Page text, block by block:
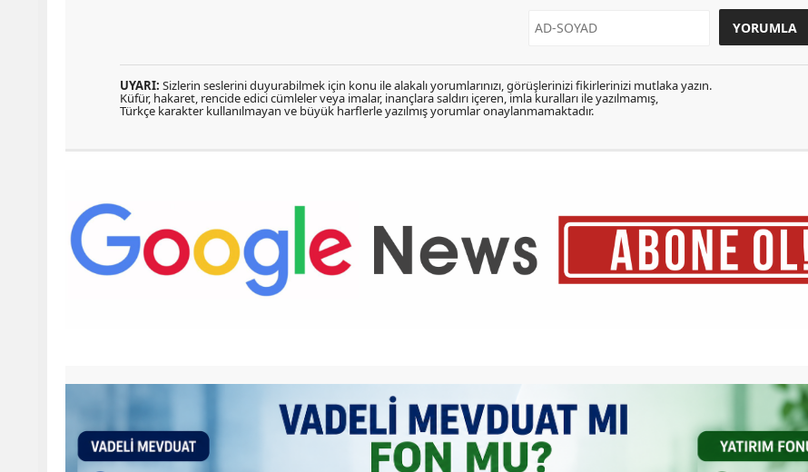
UYARI: Sizlerin seslerini duyurabilmek için konu ile alakalı yorumlarınızı, görüşlerinizi fikirlerinizi mutlaka yazın.
Küfür, hakaret, rencide edici cümleler veya imalar, inançlara saldırı içeren, imla kuralları ile yazılmamış,
Türkçe karakter kullanılmayan ve büyük harflerle yazılmış yorumlar onaylanmamaktadır.